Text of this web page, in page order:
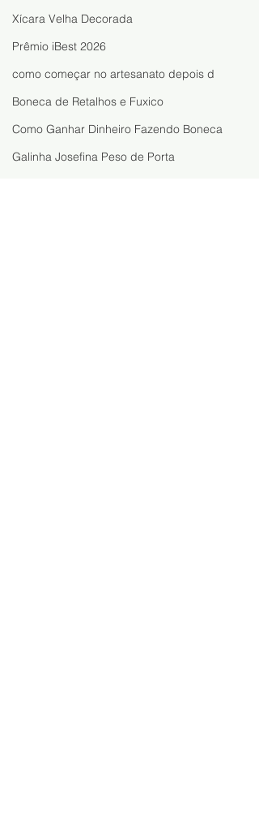
Xícara Velha Decorada
Prêmio iBest 2026
como começar no artesanato depois d
Boneca de Retalhos e Fuxico
Como Ganhar Dinheiro Fazendo Boneca
Galinha Josefina Peso de Porta